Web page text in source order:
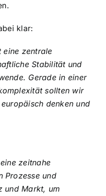
klar:
eine zentrale
Stabilität und
Gerade in einer
sollten wir
denken und
zeitnahe
Prozesse und
und Markt, um